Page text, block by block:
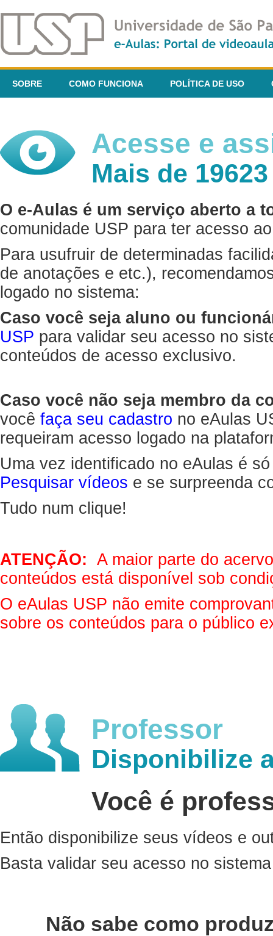
SOBRE COMO FUNCIONA POLÍTICA DE USO
Acesse e
Mais de
O e-Aulas é um serviço aberto a
comunidade USP para ter acesso
Para usufruir de determinadas
de anotações e etc.),
logado no sistema:
Caso você seja aluno ou
USP para validar seu acesso no
conteúdos de acesso exclusivo.
Caso você não seja membro da
você faça seu cadastro no eAulas
requeiram acesso logado na
Uma vez identificado no eAulas é
Pesquisar vídeos e se surpreenda
Tudo num clique!
ATENÇÃO: A maior parte do
conteúdos está disponível sob
O eAulas USP não emite
sobre os conteúdos para o público
Professor
Disponibilize
Você é
Então disponibilize seus vídeos e
Basta validar seu acesso no
Não sabe como